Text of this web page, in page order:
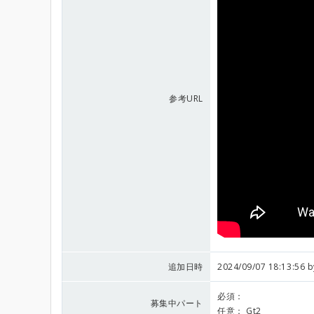
参考URL
追加日時 2024/09/07 18:13:56
募集中パート
必須：
任意： Gt2